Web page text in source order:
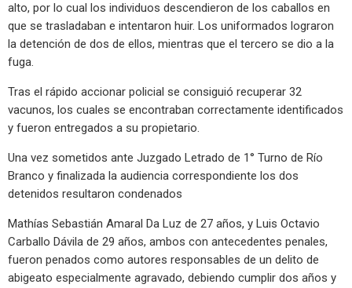
alto, por lo cual los individuos descendieron de los caballos en
que se trasladaban e intentaron huir. Los uniformados lograron
la detención de dos de ellos, mientras que el tercero se dio a la
fuga.
Tras el rápido accionar policial se consiguió recuperar 32
vacunos, los cuales se encontraban correctamente identificados
y fueron entregados a su propietario.
Una vez sometidos ante Juzgado Letrado de 1° Turno de Río
Branco y finalizada la audiencia correspondiente los dos
detenidos resultaron condenados
Mathías Sebastián Amaral Da Luz de 27 años, y Luis Octavio
Carballo Dávila de 29 años, ambos con antecedentes penales,
fueron penados como autores responsables de un delito de
abigeato especialmente agravado, debiendo cumplir dos años y